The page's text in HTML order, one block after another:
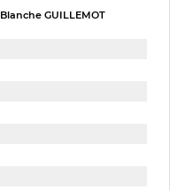
Blanche GUILLEMOT